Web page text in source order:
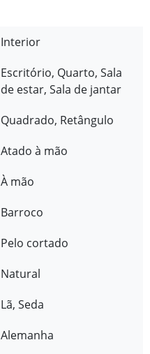
Interior
Escritório, Quarto, Sala
de estar, Sala de jantar
Quadrado, Retângulo
Atado à mão
À mão
Barroco
Pelo cortado
Natural
Lã, Seda
Alemanha